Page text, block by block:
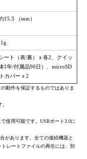
15.3 （mm）
ート（表/裏）ｘ各2、クイッ
1年/付属品90日）、microSD
カバーｘ2
の動作を保証するものではありま
で使用可能です。 USBポート3.0に
があります。全ての接続機器と
トレートファイルの再生には、別